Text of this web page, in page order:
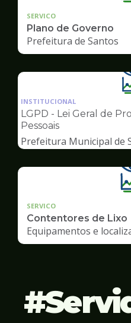
SERVICO
Plano de Governo
Prefeitura de Santos
INSTITUCIONAL
LGPD - Lei Geral de
Pessoais
Prefeitura Municipal de
SERVICO
Contentores de Lixo
Equipamentos e